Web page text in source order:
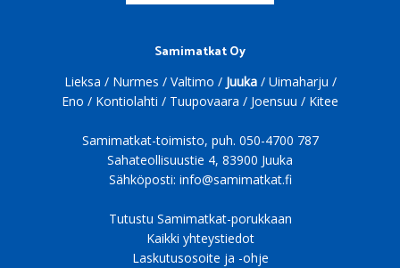
Samimatkat Oy
Lieksa / Nurmes / Valtimo / Juuka/ Uimaharju /
Eno / Kontiolahti / Tuupovaara / Joensuu / Kitee
Samimatkat-toimisto, puh. 050-4700 787
Sahateollisuustie 4, 83900 Juuka
Sähköposti: info@samimatkat.fi
Tutustu Samimatkat-porukkaan
Kaikki yhteystiedot
Laskutusosoite ja -ohje